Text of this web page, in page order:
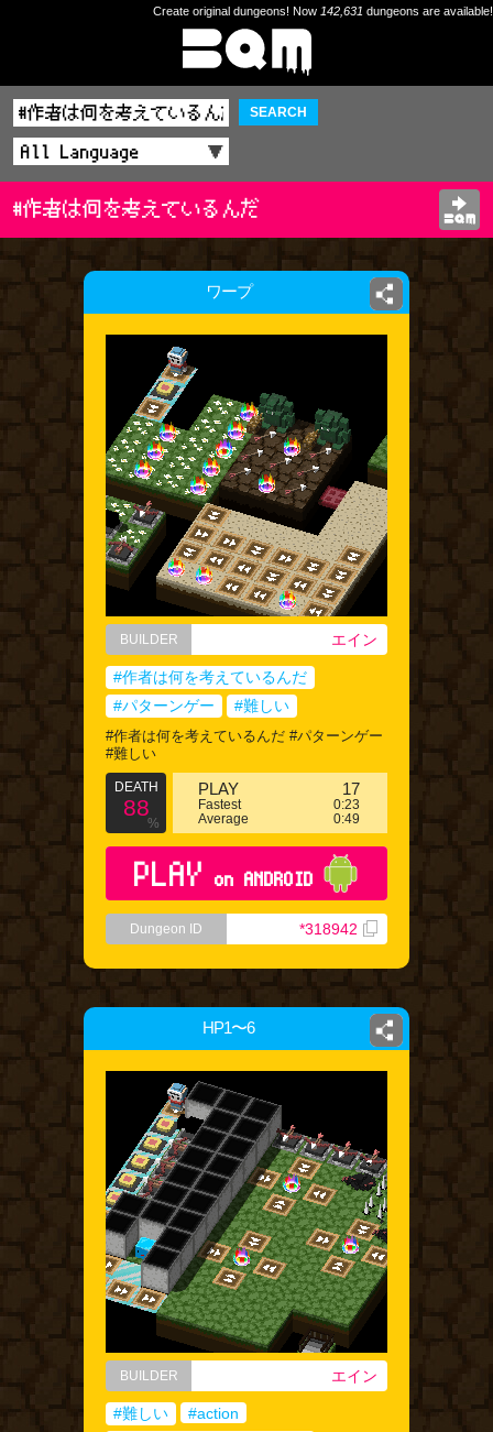
Create original dungeons! Now 142,631 dungeons are available!
SEARCH
#作者は何を考えているんだ
ワープ
BUILDER エイン
#作者は何を考えているんだ
#パターンゲー
#難しい
#作者は何を考えているんだ #パターンゲー
#難しい
DEATH
88
%
PLAY 17
Fastest
0:23
Average
0:49
PLAY on ANDROID
Dungeon ID *318942
HP1〜6
BUILDER エイン
#難しい
#action